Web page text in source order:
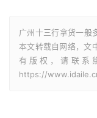
广州十三行拿货一般
本文转载自网络，文
有版权，请联系
https://